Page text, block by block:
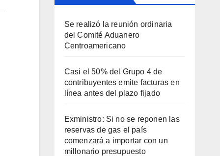
Se realizó la reunión ordinaria
del Comité Aduanero
Centroamericano
Casi el 50% del Grupo 4 de
contribuyentes emite facturas en
línea antes del plazo fijado
Exministro: Si no se reponen las
reservas de gas el país
comenzará a importar con un
millonario presupuesto